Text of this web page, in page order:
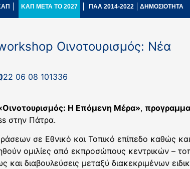
ΚΑΠ ΜΕΤΑ ΤΟ 2027 ΠΑΑ 2014-2022 ΔΗΜΟΣΙΟΤΗΤΑ
Οινοτουρισμός: Νέα
Η Επόμενη Μέρα»,
στην Πάτρα.
σε Εθνικό και Τοπικό επίπεδο καθώς
ομιλίες από εκπροσώπους κεντρικών –
διαβουλεύσεις μεταξύ διακεκριμένων